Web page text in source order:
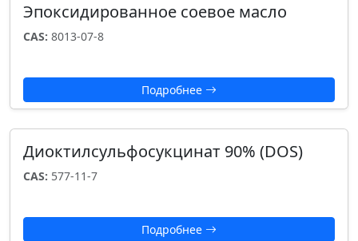
Эпоксидированное соевое масло
CAS: 8013-07-8
Подробнее
Диоктилсульфосукцинат 90% (DOS)
CAS: 577-11-7
Подробнее